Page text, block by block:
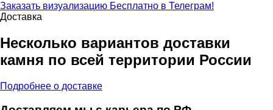
Заказать визуализацию Бесплатно в Телеграм!
Доставка
Несколько вариантов доставки
камня по всей территории России
Подробнее о доставке